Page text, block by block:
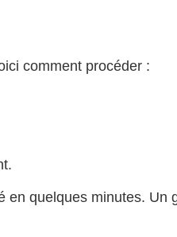
comment procéder :
quelques minutes. Un